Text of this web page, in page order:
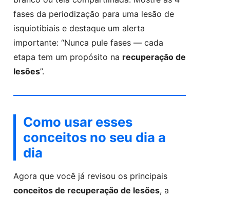
fases da periodização para uma lesão de
isquiotibiais e destaque um alerta
importante: “Nunca pule fases — cada
etapa tem um propósito na recuperação de
lesões”.
Como usar esses
conceitos no seu dia a
dia
Agora que você já revisou os principais
conceitos de recuperação de lesões, a